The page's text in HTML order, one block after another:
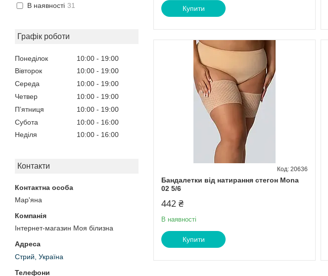
В наявності 31
Графік роботи
Понеділок 10:00
19:00
Вівторок
10:00
19:00
Середа
10:00
19:00
Четвер
10:00
19:00
Пʼятниця
10:00
19:00
Субота
10:00
16:00
Неділя
10:00 16:00
Контакти
Мар'яна
Інтернет-магазин Моя білизна
Стрий, Україна
Купити
Бандалетки від натирання стегон Mona
02 5/6
20636
442 ₴
В наявності
Купити